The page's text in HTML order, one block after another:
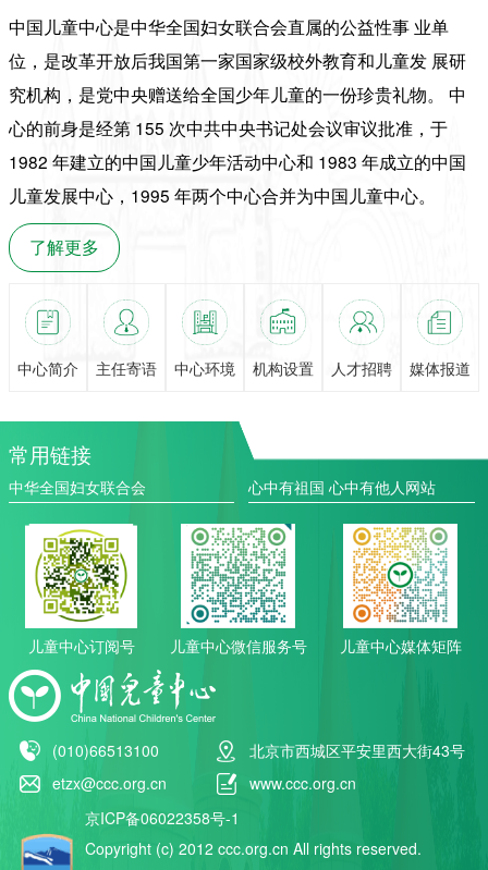
交通大学人工智能学院共建
的上海青少年人工智能学院
的首届学员代表。
上，嘹亮口号响彻基地。
中国儿童中心是中华全国妇女联合会直属的公益性事 业单
位，是改革开放后我国第一家国家级校外教育和儿童发 展研
究机构，是党中央赠送给全国少年儿童的一份珍贵礼物。 中
心的前身是经第 155 次中共中央书记处会议审议批准，于
1982 年建立的中国儿童少年活动中心和 1983 年成立的中国
儿童发展中心，1995 年两个中心合并为中国儿童中心。
了解更多
中心简介 主任寄语 中心环境 机构设置 人才招聘 媒体报道
常用链接
中华全国妇女联合会 心中有祖国 心中有他人网站
儿童中心订阅号 儿童中心微信服务号 儿童中心媒体矩阵
(010)66513100
北京市西城区平安里西大街43号
etzx@ccc.org.cn
www.ccc.org.cn
京ICP备06022358号-1
Copyright (c) 2012 ccc.org.cn All rights reserved.